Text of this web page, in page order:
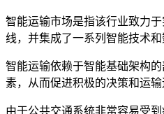
智能运输市场是指该行业致力
线，并集成了一系列智能技术
智能运输依赖于智能基础架构
素，从而促进积极的决策和运输
由于公共交通系统非常容易受